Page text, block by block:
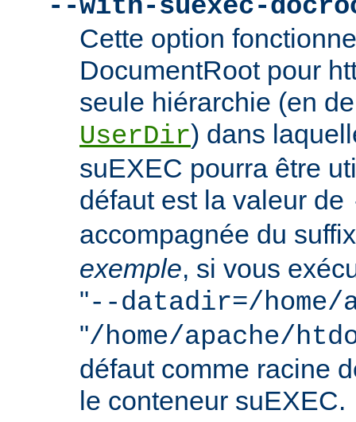
--with-suexec-
Cette option
DocumentRoot pour
seule hiérarchie (en
UserDir) dans
suEXEC pourra être
défaut est la valeur de
accompagnée du
exemple, si vous
"--datadir=/home/
"/home/apache/
défaut comme racine
le conteneur suEXEC.